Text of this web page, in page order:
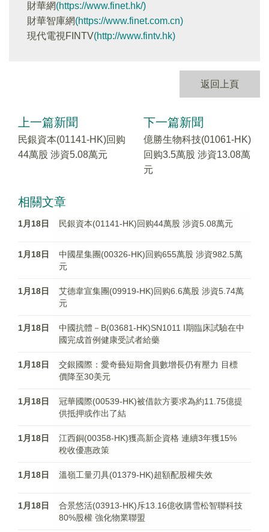
財華網(https://www.finet.hk/)
財華智庫網(https://www.finet.com.cn)
現代電視FINTV(http://www.fintv.hk)
返回上頁
上一篇新聞
民銀資本(01141-HK)回购
44萬股 涉資5.08萬元
下一篇新聞
億勝生物科技(01061-HK)
回购3.5萬股 涉資13.08萬
元
相關文章
1月18日 民銀資本(01141-HK)回购44萬股 涉資5.08萬元
1月18日
中國星集團(00326-HK)回购655萬股 涉資982.5萬
元
1月18日
艾德韋宣集團(09919-HK)回购6.6萬股 涉資5.74萬
元
1月18日
中國抗體－B(03681-HK)SN1011 I期臨床試驗在中
國完成首例健康受試者給藥
1月18日
交銀國際：愛奇藝短期會員數增長仍有壓力 目標
價降至30美元
1月18日
冠華國際(00539-HK)被借款方要求為約11.75億提
供抵押或作出了結
1月18日
江西銅(00358-HK)獲高新企資格 連續3年獲15%
稅收優惠政策
1月18日 溫嶺工量刃具(01379-HK)超額配股權失效
1月18日
合景悠活(03913-HK)斥13.16億收購雪松智聯科技
80%股權 強化物業聯盟